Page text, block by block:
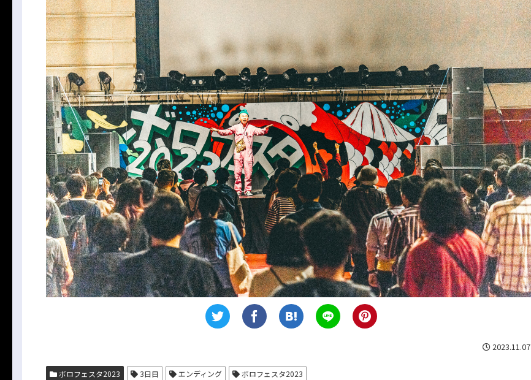
2023.11.07
ボロフェスタ2023 3日目 エンディング ボロフェスタ2023